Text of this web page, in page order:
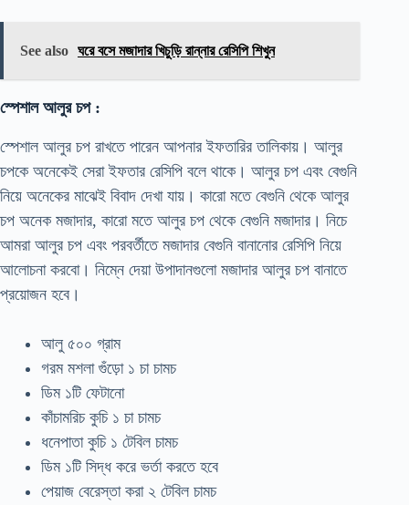
See also ঘরে বসে মজাদার খিচুড়ি রান্নার রেসিপি শিখুন
স্পেশাল আলুর চপ :
স্পেশাল আলুর চপ রাখতে পারেন আপনার ইফতারির তালিকায়। আলুর
চপকে অনেকেই সেরা ইফতার রেসিপি বলে থাকে। আলুর চপ এবং বেগুনি
নিয়ে অনেকের মাঝেই বিবাদ দেখা যায়। কারো মতে বেগুনি থেকে আলুর
চপ অনেক মজাদার, কারো মতে আলুর চপ থেকে বেগুনি মজাদার। নিচে
আমরা আলুর চপ এবং পরবর্তীতে মজাদার বেগুনি বানানোর রেসিপি নিয়ে
আলোচনা করবো। নিম্নে দেয়া উপাদানগুলো মজাদার আলুর চপ বানাতে
প্রয়োজন হবে।
আলু ৫০০ গ্রাম
গরম মশলা গুঁড়ো ১ চা চামচ
ডিম ১টি ফেটানো
কাঁচামরিচ কুচি ১ চা চামচ
ধনেপাতা কুচি ১ টেবিল চামচ
ডিম ১টি সিদ্ধ করে ভর্তা করতে হবে
পেয়াজ বেরেস্তা করা ২ টেবিল চামচ